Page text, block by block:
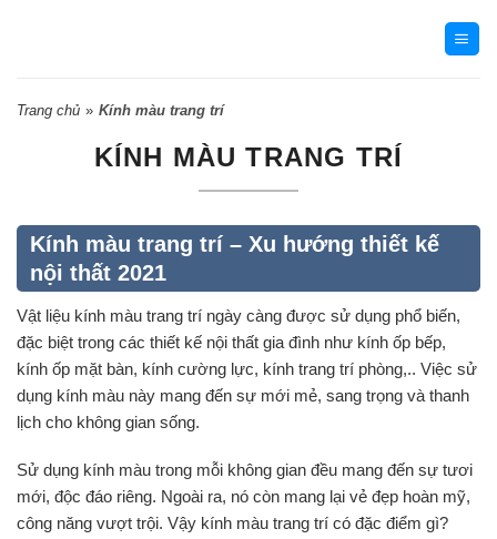
Trang chủ » Kính màu trang trí
KÍNH MÀU TRANG TRÍ
Kính màu trang trí – Xu hướng thiết kế
nội thất 2021
Vật liệu kính màu trang trí ngày càng được sử dụng phổ biến,
đặc biệt trong các thiết kế nội thất gia đình như kính ốp bếp,
kính ốp mặt bàn, kính cường lực, kính trang trí phòng,.. Việc sử
dụng kính màu này mang đến sự mới mẻ, sang trọng và thanh
lịch cho không gian sống.
Sử dụng kính màu trong mỗi không gian đều mang đến sự tươi
mới, độc đáo riêng. Ngoài ra, nó còn mang lại vẻ đẹp hoàn mỹ,
công năng vượt trội. Vậy kính màu trang trí có đặc điểm gì?